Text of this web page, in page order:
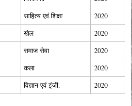
साहित्य एवं शिक्षा
2020
खेल
2020
समाज सेवा
2020
कला
2020
विज्ञान एवं इंजी. 2020